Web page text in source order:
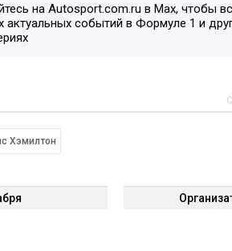
на Autosport.com.ru в Max, чтобы
актуальных событий в Формуле 1 и
Хэмилтон